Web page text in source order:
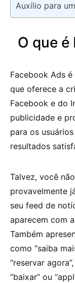
Auxílio para
O que é
Facebook Ads
que oferece a
Facebook e do
publicidade e
para os
resultados
Talvez, você
provavelmente
seu feed de
aparecem com
Também
como “saiba
“reservar
“baixar” ou